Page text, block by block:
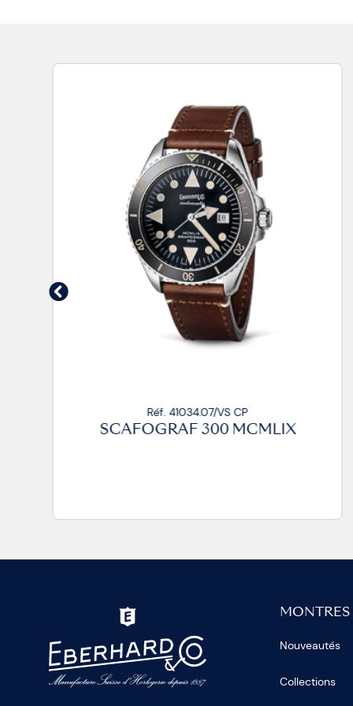
Réf. 41034.07/VS CP
SCAFOGRAF 300 MCMLIX
MONTRES
Nouveautés
Collections